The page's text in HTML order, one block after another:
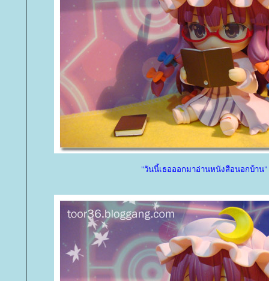
"วันนี้เธอออกมาอ่านหนังสือนอกบ้าน"